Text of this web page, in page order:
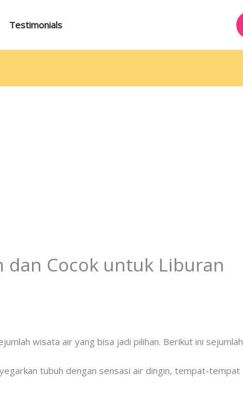
Testimonials
dan Cocok untuk Liburan
wisata air yang bisa jadi pilihan. Berikut ini sejumlah
tubuh dengan sensasi air dingin, tempat-tempat